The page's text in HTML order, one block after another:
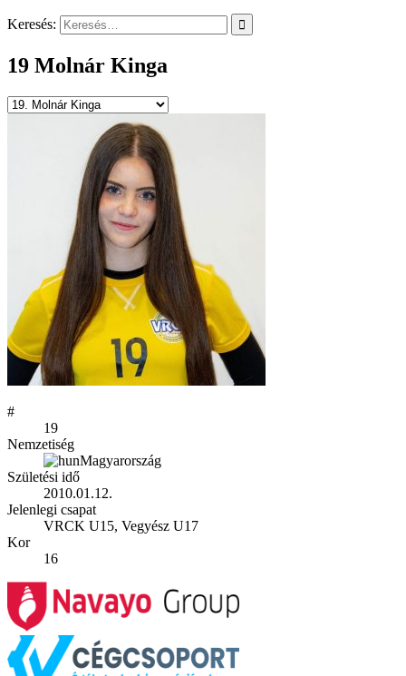
Keresés:
19 Molnár Kinga
#
19
Nemzetiség
Magyarország
Születési idő
2010.01.12.
Jelenlegi csapat
VRCK U15, Vegyész U17
Kor
16